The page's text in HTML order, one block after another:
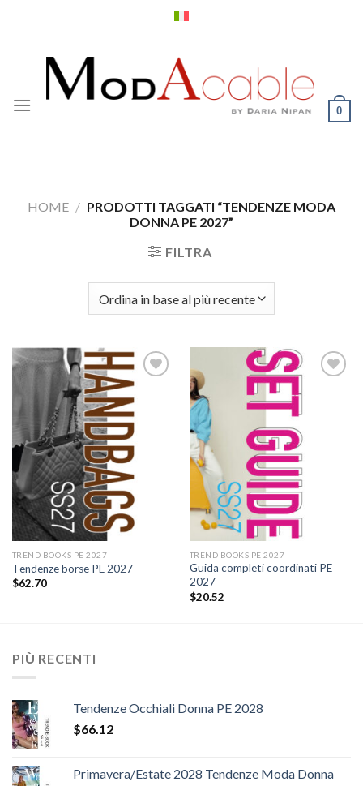
0
HOME / PRODOTTI TAGGATI “TENDENZE MODA
DONNA PE 2027”
FILTRA
TREND BOOKS PE 2027
Tendenze borse PE 2027
$62.70
TREND BOOKS PE 2027
Guida completi coordinati PE
2027
$20.52
PIÙ RECENTI
Tendenze Occhiali Donna PE 2028
$66.12
Primavera/Estate 2028 Tendenze Moda Donna